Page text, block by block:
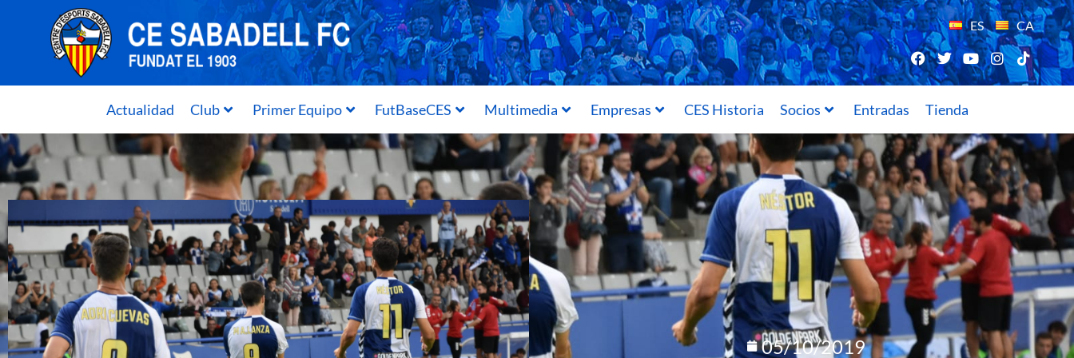
ES CA
Actualidad Club Primer Equipo FutBaseCES Multimedia Empresas CES Historia Socios Entradas Tienda
05/10/2019